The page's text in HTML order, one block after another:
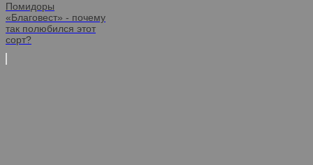
Помидоры
«Благовест» - почему
так полюбился этот
сорт?